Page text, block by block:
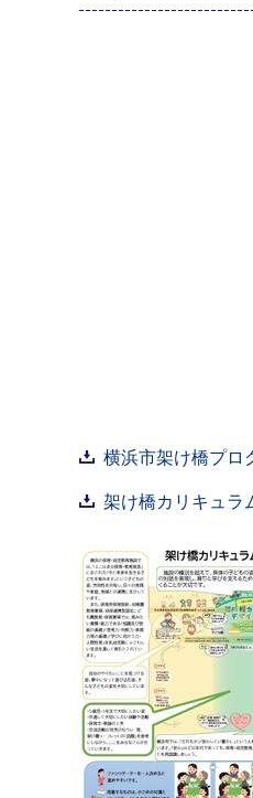
横浜市架け橋プロ
架け橋カリキュラ